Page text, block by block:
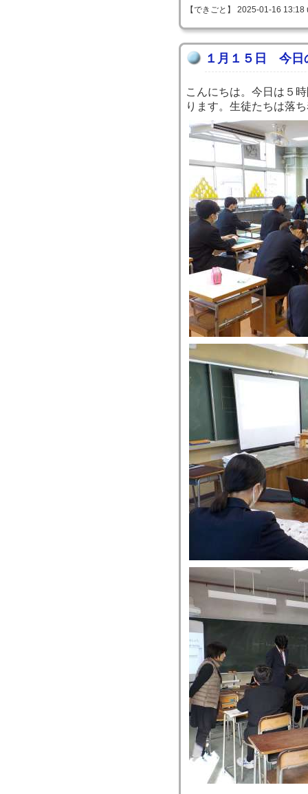
【できごと】 2025-01-16
１月１５日 今日
こんにちは。今日は５
ります。生徒たちは落